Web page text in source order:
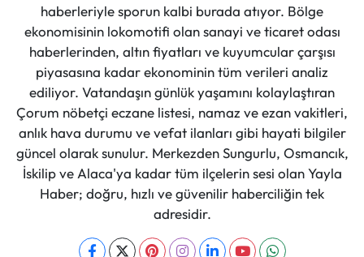
haberleriyle sporun kalbi burada atıyor. Bölge
ekonomisinin lokomotifi olan sanayi ve ticaret odası
haberlerinden, altın fiyatları ve kuyumcular çarşısı
piyasasına kadar ekonominin tüm verileri analiz
ediliyor. Vatandaşın günlük yaşamını kolaylaştıran
Çorum nöbetçi eczane listesi, namaz ve ezan vakitleri,
anlık hava durumu ve vefat ilanları gibi hayati bilgiler
güncel olarak sunulur. Merkezden Sungurlu, Osmancık,
İskilip ve Alaca'ya kadar tüm ilçelerin sesi olan Yayla
Haber; doğru, hızlı ve güvenilir haberciliğin tek
adresidir.